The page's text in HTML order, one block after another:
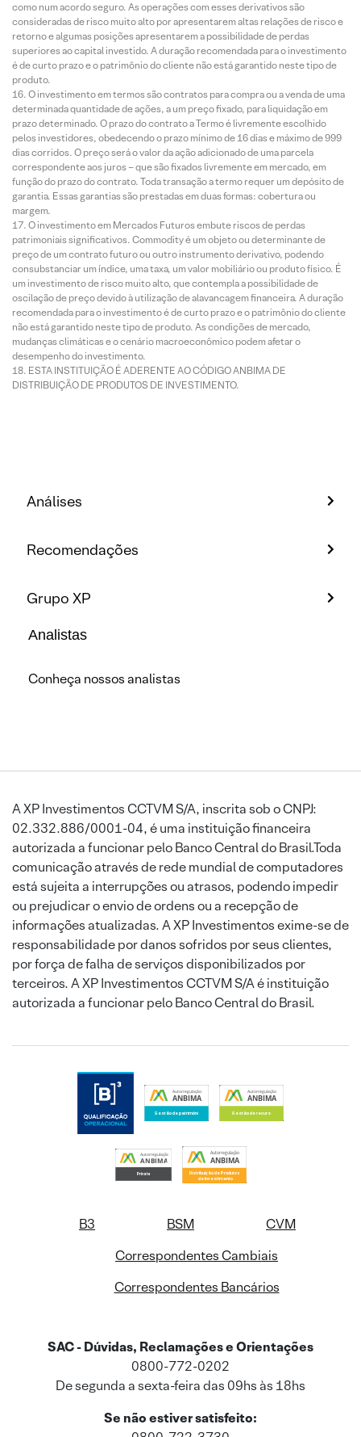
como num acordo seguro. As operações com esses derivativos são
consideradas de risco muito alto por apresentarem altas relações de risco e
retorno e algumas posições apresentarem a possibilidade de perdas
superiores ao capital investido. A duração recomendada para o investimento
é de curto prazo e o patrimônio do cliente não está garantido neste tipo de
produto.
O investimento em termos são contratos para compra ou a venda de uma
determinada quantidade de ações, a um preço fixado, para liquidação em
prazo determinado. O prazo do contrato a Termo é livremente escolhido
pelos investidores, obedecendo o prazo mínimo de 16 dias e máximo de 999
dias corridos. O preço será o valor da ação adicionado de uma parcela
correspondente aos juros – que são fixados livremente em mercado, em
função do prazo do contrato. Toda transação a termo requer um depósito de
garantia. Essas garantias são prestadas em duas formas: cobertura ou
margem.
O investimento em Mercados Futuros embute riscos de perdas
patrimoniais significativos. Commodity é um objeto ou determinante de
preço de um contrato futuro ou outro instrumento derivativo, podendo
consubstanciar um índice, uma taxa, um valor mobiliário ou produto físico. É
um investimento de risco muito alto, que contempla a possibilidade de
oscilação de preço devido à utilização de alavancagem financeira. A duração
recomendada para o investimento é de curto prazo e o patrimônio do cliente
não está garantido neste tipo de produto. As condições de mercado,
mudanças climáticas e o cenário macroeconômico podem afetar o
desempenho do investimento.
ESTA INSTITUIÇÃO É ADERENTE AO CÓDIGO ANBIMA DE
DISTRIBUIÇÃO DE PRODUTOS DE INVESTIMENTO.
Análises
Recomendações
Grupo XP
Analistas
Conheça nossos analistas
A XP Investimentos CCTVM S/A, inscrita sob o CNPJ:
02.332.886/0001-04, é uma instituição financeira
autorizada a funcionar pelo Banco Central do Brasil.Toda
comunicação através de rede mundial de computadores
está sujeita a interrupções ou atrasos, podendo impedir
ou prejudicar o envio de ordens ou a recepção de
informações atualizadas. A XP Investimentos exime-se de
responsabilidade por danos sofridos por seus clientes,
por força de falha de serviços disponibilizados por
terceiros. A XP Investimentos CCTVM S/A é instituição
autorizada a funcionar pelo Banco Central do Brasil.
B3 BSM
CVM
Correspondentes Cambiais
Correspondentes Bancários
SAC - Dúvidas, Reclamações e Orientações
0800-772-0202
De segunda a sexta-feira das 09hs às 18hs
Se não estiver satisfeito: